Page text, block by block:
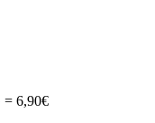
= 6,90€